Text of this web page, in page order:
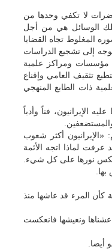
لا تكفي وحدها من
الوسائل هي من أجل
المغلوط تجاه القضايا
إلى تشجيع الدراسات
مؤسسات ومراكز علمية
تثقيف العامي وإقناع
ذات الطابع المنهجي
الإيرانيون، فناً وأدباً
أكثر شعوب
لماذا اتجه الأئمة
ينعكس نورها على كل شيء.
كأن المرء قد عاشها منذ
عشناها ونعيشها فانعكست
أيضا.